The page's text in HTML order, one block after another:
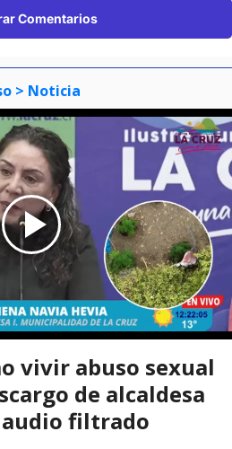
Comentarios
> Noticia
vivir abuso sexual
de alcaldesa
audio filtrado